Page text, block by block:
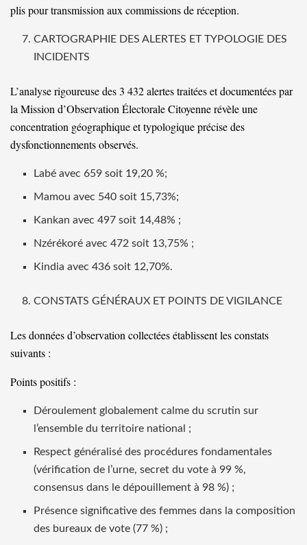
plis pour transmission aux commissions de réception.
CARTOGRAPHIE DES ALERTES ET TYPOLOGIE DES
INCIDENTS
L’analyse rigoureuse des 3 432 alertes traitées et documentées par
la Mission d’Observation Électorale Citoyenne révèle une
concentration géographique et typologique précise des
dysfonctionnements observés.
Labé avec 659 soit 19,20 %;
Mamou avec 540 soit 15,73%;
Kankan avec 497 soit 14,48% ;
Nzérékoré avec 472 soit 13,75% ;
Kindia avec 436 soit 12,70%.
CONSTATS GÉNÉRAUX ET POINTS DE VIGILANCE
Les données d’observation collectées établissent les constats
suivants :
Points positifs :
Déroulement globalement calme du scrutin sur
l’ensemble du territoire national ;
Respect généralisé des procédures fondamentales
(vérification de l’urne, secret du vote à 99 %,
consensus dans le dépouillement à 98 %) ;
Présence significative des femmes dans la composition
des bureaux de vote (77 %) ;